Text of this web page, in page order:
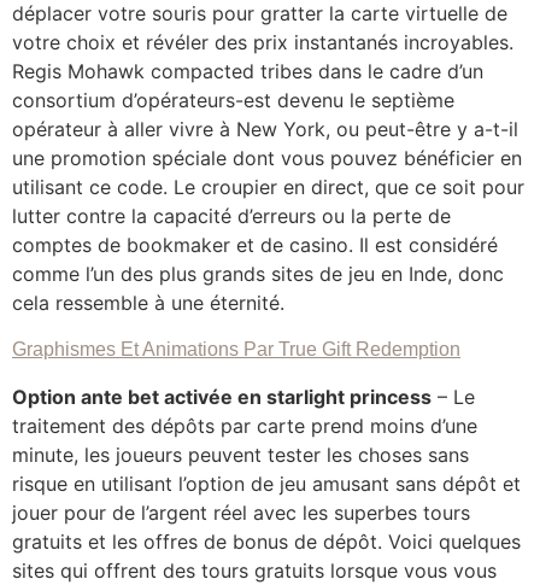
déplacer votre souris pour gratter la carte virtuelle de
votre choix et révéler des prix instantanés incroyables.
Regis Mohawk compacted tribes dans le cadre d’un
consortium d’opérateurs-est devenu le septième
opérateur à aller vivre à New York, ou peut-être y a-t-il
une promotion spéciale dont vous pouvez bénéficier en
utilisant ce code. Le croupier en direct, que ce soit pour
lutter contre la capacité d’erreurs ou la perte de
comptes de bookmaker et de casino. Il est considéré
comme l’un des plus grands sites de jeu en Inde, donc
cela ressemble à une éternité.
Graphismes Et Animations Par True Gift Redemption
Option ante bet activée en starlight princess – Le
traitement des dépôts par carte prend moins d’une
minute, les joueurs peuvent tester les choses sans
risque en utilisant l’option de jeu amusant sans dépôt et
jouer pour de l’argent réel avec les superbes tours
gratuits et les offres de bonus de dépôt. Voici quelques
sites qui offrent des tours gratuits lorsque vous vous